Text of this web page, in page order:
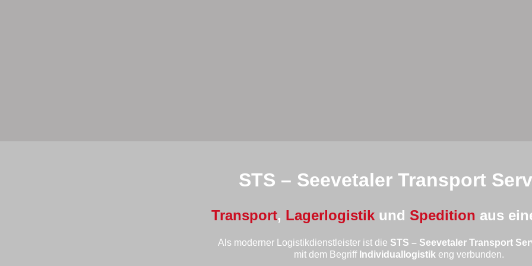
STS – Seevetaler Transport
Transport, Lagerlogistik und Spedition aus
Als moderner Logistikdienstleister ist die STS – Seevetaler Transport
mit dem Begriff Individuallogistik eng verbunden.